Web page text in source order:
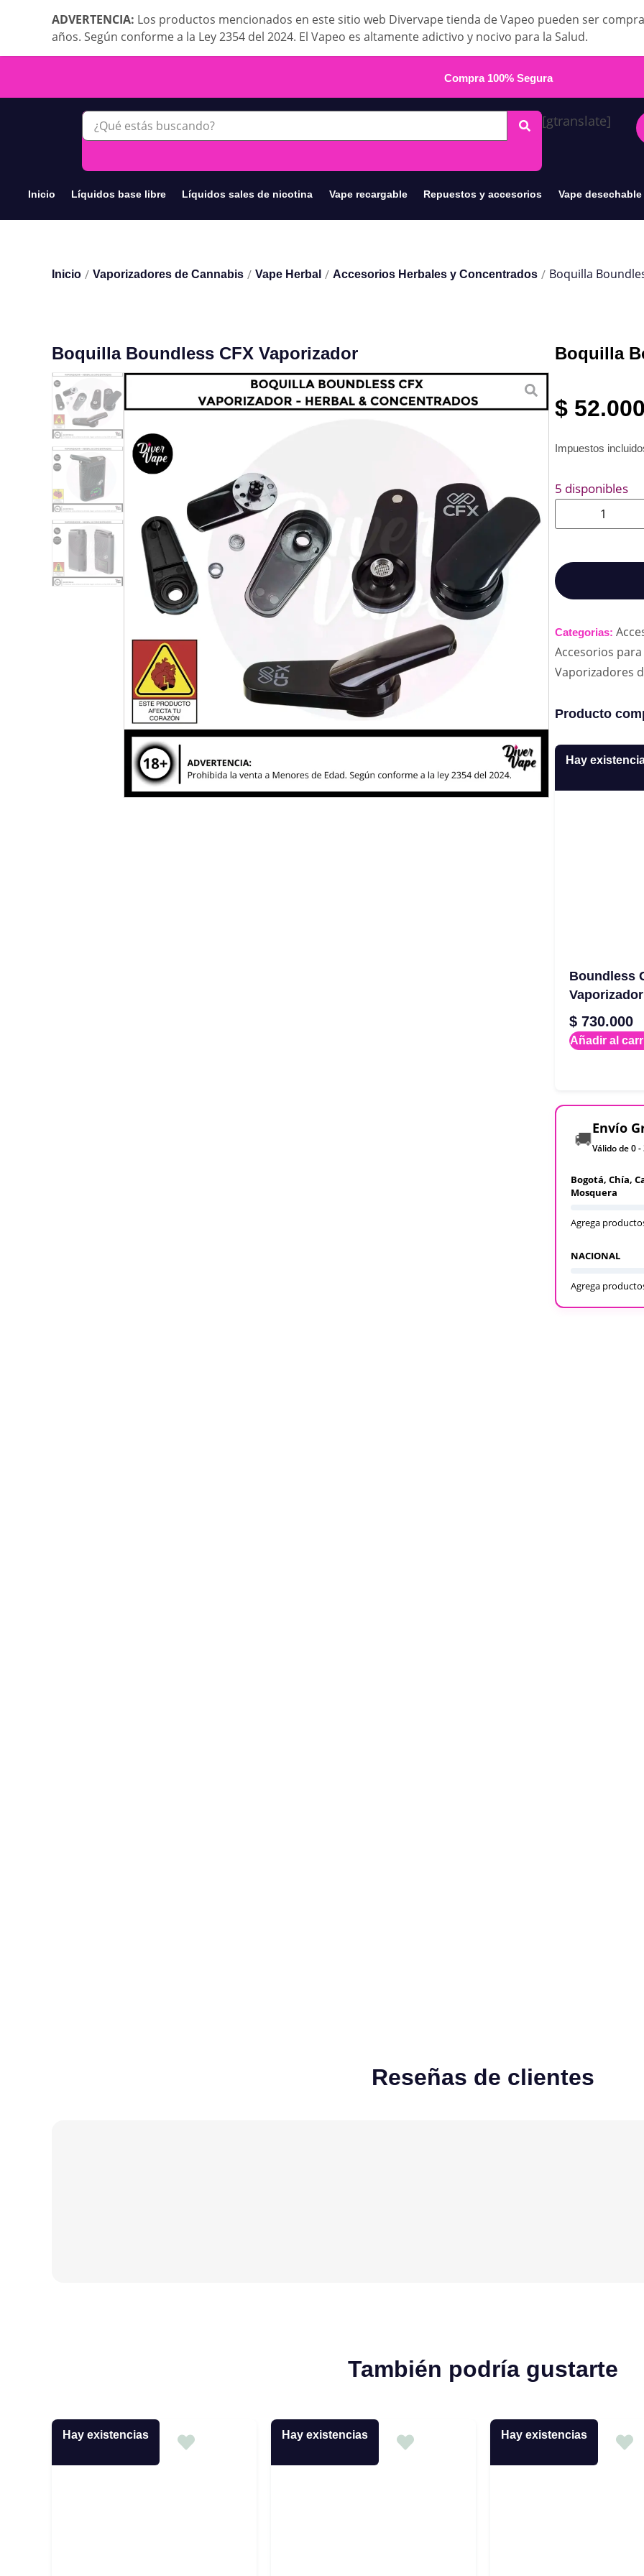
ADVERTENCIA: Los productos mencionados en este sitio web Divervape tienda de Vapeo pueden ser
años. Según conforme a la Ley 2354 del 2024. El Vapeo es altamente adictivo y nocivo para la Salud.
Compra 100% Segura
[gtranslate]
Inicio Líquidos base libre Líquidos sales de nicotina Vape recargable Repuestos y accesorios Vape desechable
Inicio / Vaporizadores de Cannabis / Vape Herbal / Accesorios Herbales y Concentrados / Boquilla
Boquilla Boundless CFX Vaporizador Boquilla
$ 52.000
Impuestos
5 disponibles
Categorias:
Accesorios
Vaporizadores
Producto
Hay
Boundless
Vaporizador
$ 730.000
Añadir al
🚚 Envío
Válido de 0 -
Bogotá, Chía,
Mosquera
Agrega
NACIONAL
Agrega
Reseñas de clientes
También podría gustarte
Hay existencias Hay existencias Hay existencias